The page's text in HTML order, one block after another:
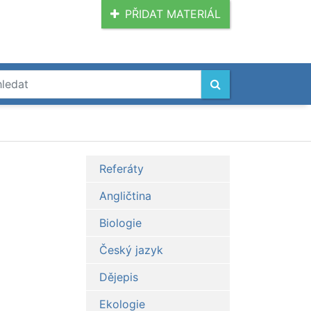
PŘIDAT MATERIÁL
Referáty
Angličtina
Biologie
Český jazyk
Dějepis
Ekologie